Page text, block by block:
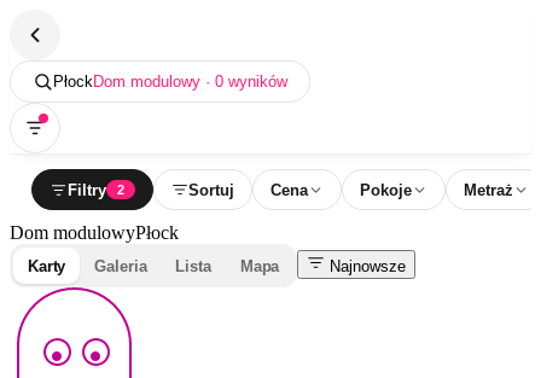
PłockDom modulowy · 0 wyników
Filtry 2 Sortuj Cena Pokoje Metraż
Dom modulowyPłock
Karty Galeria Lista Mapa Najnowsze